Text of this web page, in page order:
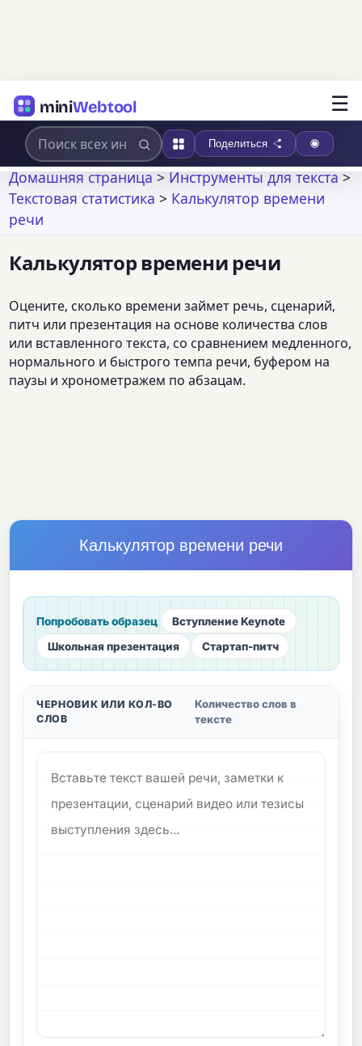
miniWebtool ☰
Поделиться
Домашняя страница>Инструменты для текста>
Текстовая статистика > Калькулятор времени
речи
Калькулятор времени речи
Оцените, сколько времени займет речь, сценарий,
питч или презентация на основе количества слов
или вставленного текста, со сравнением медленного,
нормального и быстрого темпа речи, буфером на
паузы и хронометражем по абзацам.
Калькулятор времени речи
Попробовать образец
Вступление Keynote
Школьная презентация
Стартап-питч
ЧЕРНОВИК ИЛИ КОЛ-ВО
СЛОВ
Количество слов в
тексте